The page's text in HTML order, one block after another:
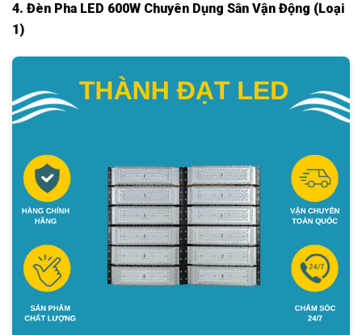
4. Đèn Pha LED 600W Chuyên Dụng Sân Vận Động (Loại
1)